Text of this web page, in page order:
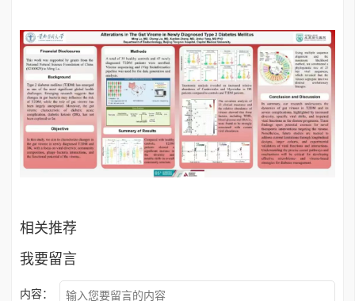
相关推荐
我要留言
内容：